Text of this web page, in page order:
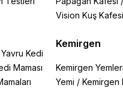
Yavru Kedi
Maması
Vision Kuş Kafesi
Kemirgen
Kemirgen Yemleri
Yemi / Kemirgen